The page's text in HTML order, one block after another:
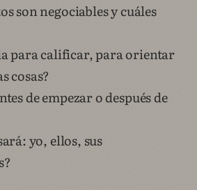
son negociables y cuáles
para calificar, para orientar
cosas?
de empezar o después de
yo, ellos, sus